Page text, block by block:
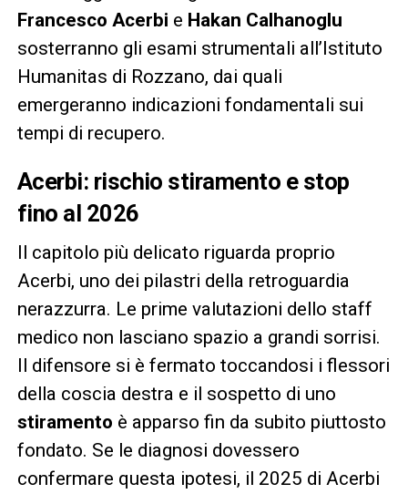
Francesco Acerbi e Hakan Calhanoglu
sosterranno gli esami strumentali all’Istituto
Humanitas di Rozzano, dai quali
emergeranno indicazioni fondamentali sui
tempi di recupero.
Acerbi: rischio stiramento e stop
fino al 2026
Il capitolo più delicato riguarda proprio
Acerbi, uno dei pilastri della retroguardia
nerazzurra. Le prime valutazioni dello staff
medico non lasciano spazio a grandi sorrisi.
Il difensore si è fermato toccandosi i flessori
della coscia destra e il sospetto di uno
stiramento è apparso fin da subito piuttosto
fondato. Se le diagnosi dovessero
confermare questa ipotesi, il 2025 di Acerbi